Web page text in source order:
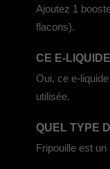
Ajoutez 1
flacons).
CE E-
Oui, ce e-
utilisée.
QUEL TYPE
Fripouille est